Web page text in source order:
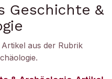
Geschichte &
aus der Rubrik
.